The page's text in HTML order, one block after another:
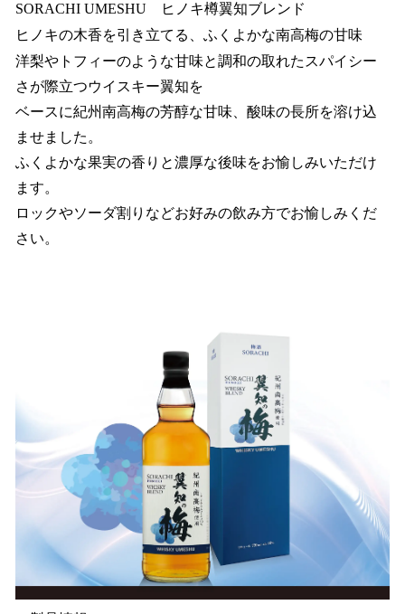
SORACHI UMESHU ヒノキ樽翼知ブレンド
ヒノキの木香を引き立てる、ふくよかな南高梅の甘味
洋梨やトフィーのような甘味と調和の取れたスパイシー
さが際立つウイスキー翼知を
ベースに紀州南高梅の芳醇な甘味、酸味の長所を溶け込
ませました。
ふくよかな果実の香りと濃厚な後味をお愉しみいただけ
ます。
ロックやソーダ割りなどお好みの飲み方でお愉しみくだ
さい。